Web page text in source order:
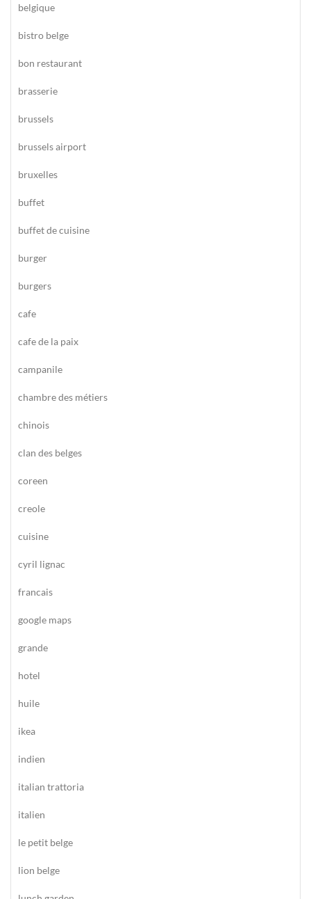
belgique
bistro belge
bon restaurant
brasserie
brussels
brussels airport
bruxelles
buffet
buffet de cuisine
burger
burgers
cafe
cafe de la paix
campanile
chambre des métiers
chinois
clan des belges
coreen
creole
cuisine
cyril lignac
francais
google maps
grande
hotel
huile
ikea
indien
italian trattoria
italien
le petit belge
lion belge